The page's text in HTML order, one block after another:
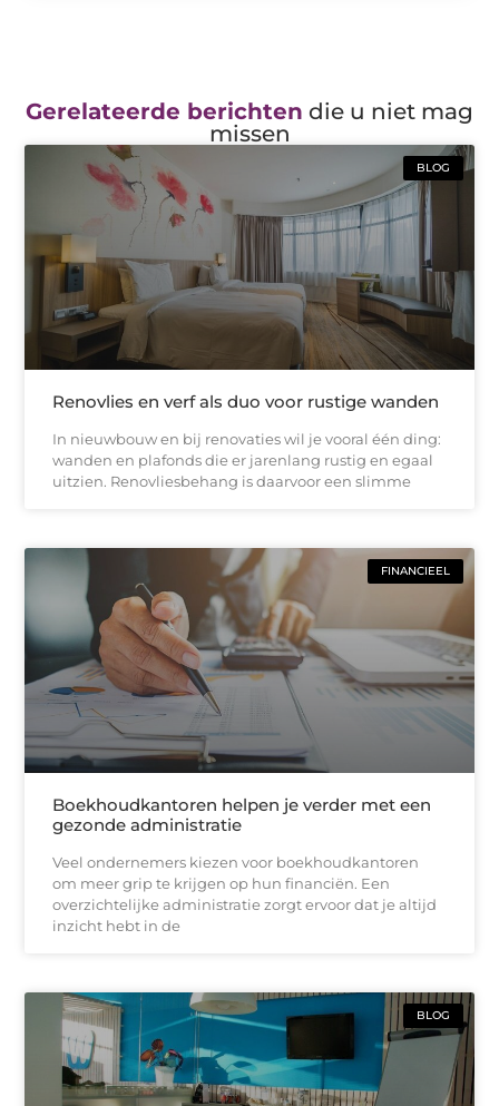
Gerelateerde berichten die u niet mag
missen
BLOG
Renovlies en verf als duo voor rustige wanden
In nieuwbouw en bij renovaties wil je vooral één ding:
wanden en plafonds die er jarenlang rustig en egaal
uitzien. Renovliesbehang is daarvoor een slimme
FINANCIEEL
Boekhoudkantoren helpen je verder met een
gezonde administratie
Veel ondernemers kiezen voor boekhoudkantoren
om meer grip te krijgen op hun financiën. Een
overzichtelijke administratie zorgt ervoor dat je altijd
inzicht hebt in de
BLOG